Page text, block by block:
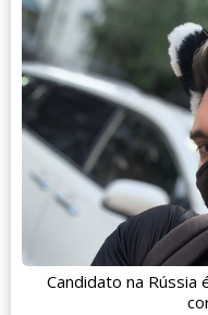
Candidato na